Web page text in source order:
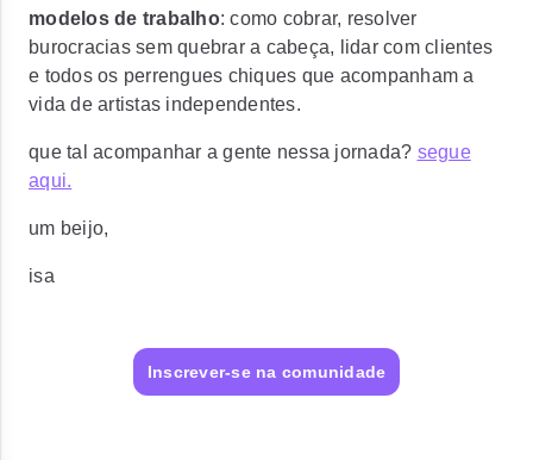
modelos de trabalho: como cobrar, resolver
burocracias sem quebrar a cabeça, lidar com clientes
e todos os perrengues chiques que acompanham a
vida de artistas independentes.
que tal acompanhar a gente nessa jornada? segue
aqui.
um beijo,
isa
Inscrever-se na comunidade